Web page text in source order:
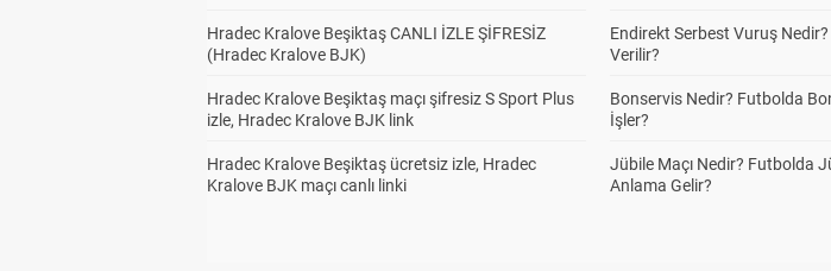
Hradec Kralove Beşiktaş CANLI İZLE ŞİFRESİZ
(Hradec Kralove BJK)
Hradec Kralove Beşiktaş maçı şifresiz S Sport Plus
izle, Hradec Kralove BJK link
Hradec Kralove Beşiktaş ücretsiz izle, Hradec
Kralove BJK maçı canlı linki
Endirekt Serbest Vuruş
Verilir?
Bonservis Nedir? Futbolda
İşler?
Jübile Maçı Nedir? Futbolda
Anlama Gelir?